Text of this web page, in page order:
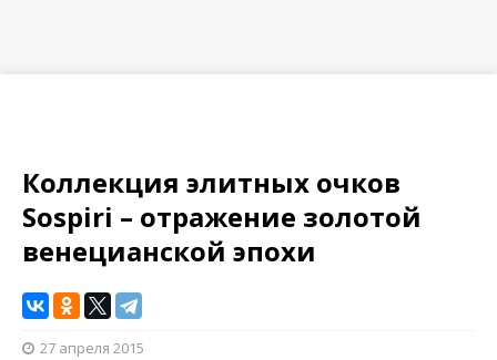
Коллекция элитных очков
Sospiri – отражение золотой
венецианской эпохи
27 апреля 2015